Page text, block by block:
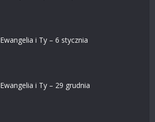
Ewangelia i Ty – 6 stycznia
Ewangelia i Ty – 29 grudnia